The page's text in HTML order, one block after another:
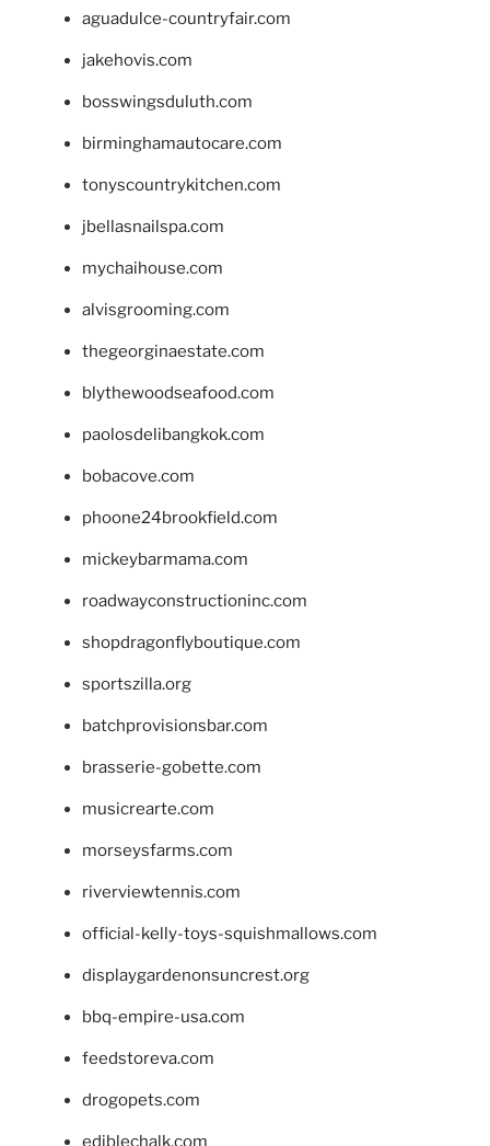
aguadulce-countryfair.com
jakehovis.com
bosswingsduluth.com
birminghamautocare.com
tonyscountrykitchen.com
jbellasnailspa.com
mychaihouse.com
alvisgrooming.com
thegeorginaestate.com
blythewoodseafood.com
paolosdelibangkok.com
bobacove.com
phoone24brookfield.com
mickeybarmama.com
roadwayconstructioninc.com
shopdragonflyboutique.com
sportszilla.org
batchprovisionsbar.com
brasserie-gobette.com
musicrearte.com
morseysfarms.com
riverviewtennis.com
official-kelly-toys-squishmallows.com
displaygardenonsuncrest.org
bbq-empire-usa.com
feedstoreva.com
drogopets.com
ediblechalk.com